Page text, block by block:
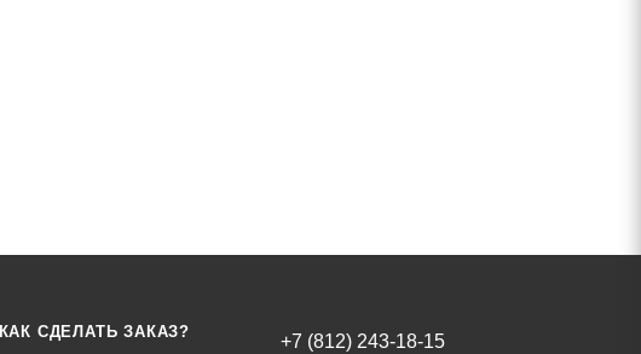
КАК СДЕЛАТЬ ЗАКАЗ? +7 (812) 243-18-15